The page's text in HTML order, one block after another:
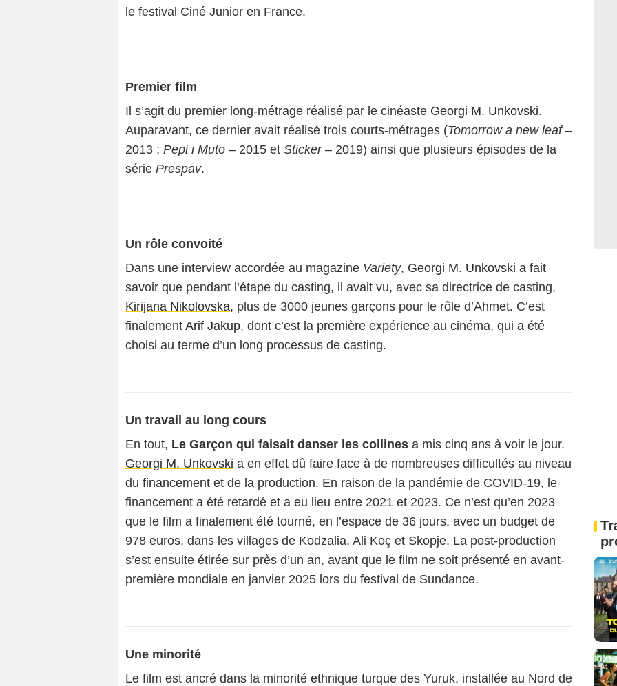
le festival Ciné Junior en France.
Premier film
Il s’agit du premier long-métrage réalisé par le cinéaste Georgi M. Unkovski.
Auparavant, ce dernier avait réalisé trois courts-métrages (Tomorrow a new leaf–
2013 ; Pepi i Muto – 2015 et Sticker– 2019) ainsi que plusieurs épisodes de la
série Prespav.
Un rôle convoité
Dans une interview accordée au magazine Variety, Georgi M. Unkovski a fait
savoir que pendant l’étape du casting, il avait vu, avec sa directrice de casting,
Kirijana Nikolovska, plus de 3000 jeunes garçons pour le rôle d’Ahmet. C’est
finalement Arif Jakup, dont c’est la première expérience au cinéma, qui a été
choisi au terme d’un long processus de casting.
Un travail au long cours
En tout, Le Garçon qui faisait danser les collines a mis cinq ans à voir le jour.
Georgi M. Unkovski a en effet dû faire face à de nombreuses difficultés au niveau
du financement et de la production. En raison de la pandémie de COVID-19, le
financement a été retardé et a eu lieu entre 2021 et 2023. Ce n’est qu’en 2023
que le film a finalement été tourné, en l’espace de 36 jours, avec un budget de
978 euros, dans les villages de Kodzalia, Ali Koç et Skopje. La post-production
s’est ensuite étirée sur près d’un an, avant que le film ne soit présenté en avant-
première mondiale en janvier 2025 lors du festival de Sundance.
Une minorité
Le film est ancré dans la minorité ethnique turque des Yuruk, installée au Nord de